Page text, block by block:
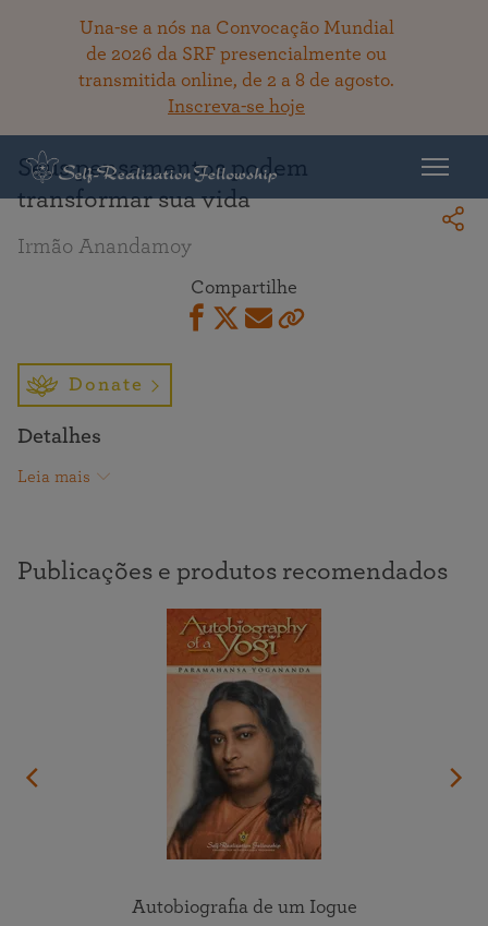
Una-se a nós na Convocação Mundial
de 2026 da SRF presencialmente ou
transmitida online, de 2 a 8 de agosto.
Inscreva-se hoje
Voltar ao acervo
Seus pensamentos podem
transformar sua vida
Irmão Anandamoy
Compartilhe
Donate
Detalhes
Leia mais
Publicações e produtos recomendados
Autobiografia de um Iogue